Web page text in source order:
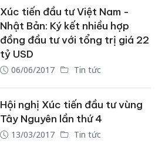
Xúc tiến đầu tư Việt Nam -
Nhật Bản: Ký kết nhiều hợp
đồng đầu tư với tổng trị giá 22
tỷ USD
06/06/2017 Tin tức
Hội nghị Xúc tiến đầu tư vùng
Tây Nguyên lần thứ 4
13/03/2017 Tin tức